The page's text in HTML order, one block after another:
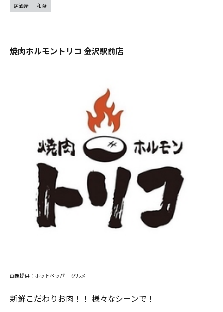
居酒屋 和食
焼肉ホルモントリコ 金沢駅前店
新鮮こだわりお肉！！ 様々なシーンで！
画像提供：ホットペッパー グルメ